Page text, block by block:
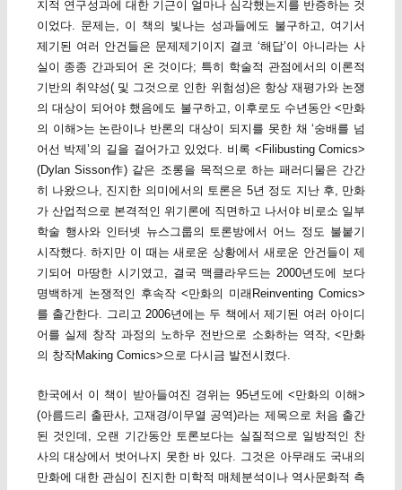
지적 연구성과에 대한 기근이 얼마나 심각했는지를 반증하는 것
이었다. 문제는, 이 책의 빛나는 성과들에도 불구하고, 여기서
제기된 여러 안건들은 문제제기이지 결코 ‘해답’이 아니라는 사
실이 종종 간과되어 온 것이다; 특히 학술적 관점에서의 이론적
기반의 취약성( 및 그것으로 인한 위험성)은 항상 재평가와 논쟁
의 대상이 되어야 했음에도 불구하고, 이후로도 수년동안 <만화
의 이해>는 논란이나 반론의 대상이 되지를 못한 채 ‘숭배를 넘
어선 박제’의 길을 걸어가고 있었다. 비록 <Filibusting Comics>
(Dylan Sisson作) 같은 조롱을 목적으로 하는 패러디물은 간간
히 나왔으나, 진지한 의미에서의 토론은 5년 정도 지난 후, 만화
가 산업적으로 본격적인 위기론에 직면하고 나서야 비로소 일부
학술 행사와 인터넷 뉴스그룹의 토론방에서 어느 정도 불붙기
시작했다. 하지만 이 때는 새로운 상황에서 새로운 안건들이 제
기되어 마땅한 시기였고, 결국 맥클라우드는 2000년도에 보다
명백하게 논쟁적인 후속작 <만화의 미래Reinventing Comics>
를 출간한다. 그리고 2006년에는 두 책에서 제기된 여러 아이디
어를 실제 창작 과정의 노하우 전반으로 소화하는 역작, <만화
의 창작Making Comics>으로 다시금 발전시켰다.
한국에서 이 책이 받아들여진 경위는 95년도에 <만화의 이해>
(아름드리 출판사, 고재경/이무열 공역)라는 제목으로 처음 출간
된 것인데, 오랜 기간동안 토론보다는 실질적으로 일방적인 찬
사의 대상에서 벗어나지 못한 바 있다. 그것은 아무래도 국내의
만화에 대한 관심이 진지한 미학적 매체분석이나 역사문화적 측